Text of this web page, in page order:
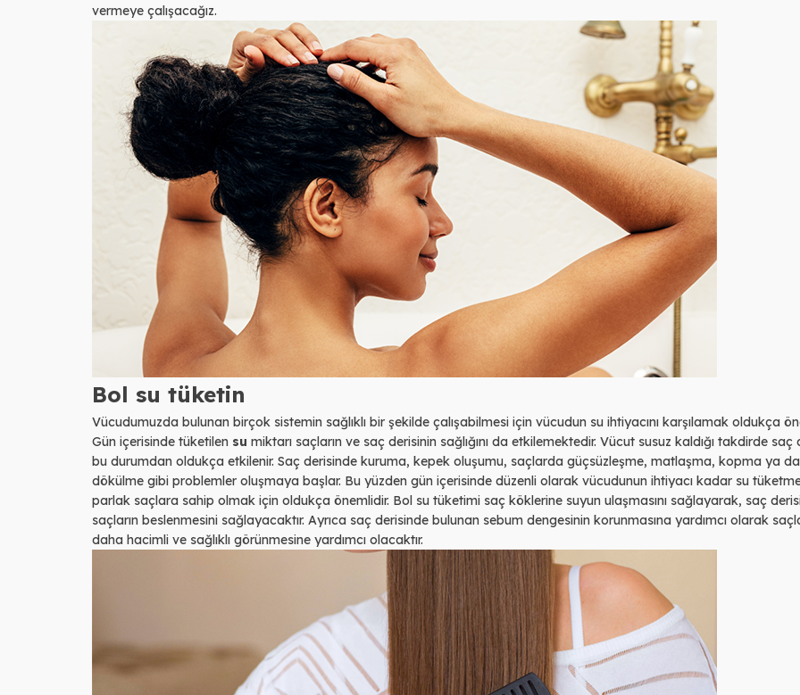
vermeye çalışacağız.
Bol su tüketin
Vücudumuzda bulunan birçok sistemin sağlıklı bir şekilde çalışabilmesi için vücudun su ihtiyacını karşılamak oldukça
Gün içerisinde tüketilen su miktarı saçların ve saç derisinin sağlığını da etkilemektedir. Vücut susuz kaldığı takdirde saç
bu durumdan oldukça etkilenir. Saç derisinde kuruma, kepek oluşumu, saçlarda güçsüzleşme, matlaşma, kopma ya da
dökülme gibi problemler oluşmaya başlar. Bu yüzden gün içerisinde düzenli olarak vücudunun ihtiyacı kadar su
parlak saçlara sahip olmak için oldukça önemlidir. Bol su tüketimi saç köklerine suyun ulaşmasını sağlayarak, saç
saçların beslenmesini sağlayacaktır. Ayrıca saç derisinde bulunan sebum dengesinin korunmasına yardımcı olarak
daha hacimli ve sağlıklı görünmesine yardımcı olacaktır.